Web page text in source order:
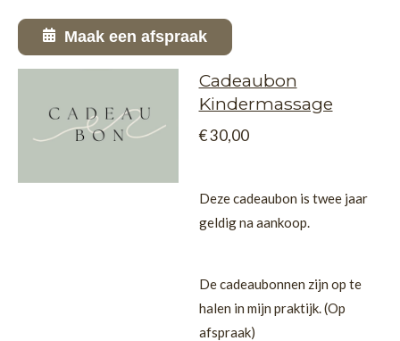
Maak een afspraak
Cadeaubon
Kindermassage
€ 30,00
Deze cadeaubon is twee jaar
geldig na aankoop.
De cadeaubonnen zijn op te
halen in mijn praktijk. (Op
afspraak)